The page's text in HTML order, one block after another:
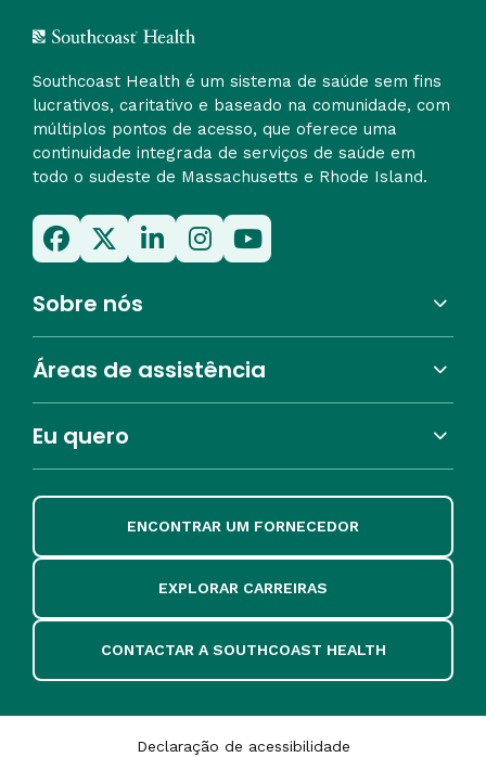
Southcoast Health é um sistema de saúde sem fins
lucrativos, caritativo e baseado na comunidade, com
múltiplos pontos de acesso, que oferece uma
continuidade integrada de serviços de saúde em
todo o sudeste de Massachusetts e Rhode Island.
Sobre nós
Áreas de assistência
Eu quero
ENCONTRAR UM FORNECEDOR
EXPLORAR CARREIRAS
CONTACTAR A SOUTHCOAST HEALTH
Declaração de acessibilidade